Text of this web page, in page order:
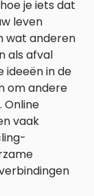
je iets dat
leven
wat anderen
als afval
ideeën in de
om andere
Online
vaak